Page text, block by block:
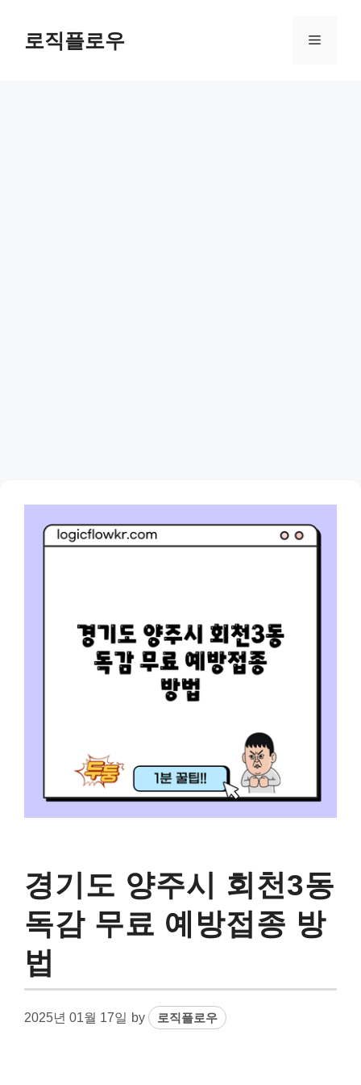
content로직플로우 Menu
경기도 양주시 회천3동
독감 무료 예방접종 방
법
2025년 01월 17일 by 로직플로우